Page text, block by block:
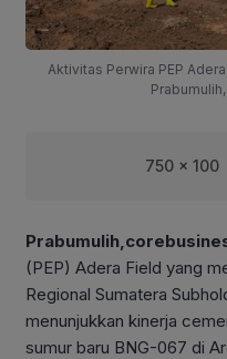
Aktivitas Perwira PEP
750 x 100
(PEP) Adera Field yang
Regional Sumatera
menunjukkan kinerja
sumur baru BNG-067 di